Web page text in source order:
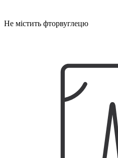
Не містить фторвуглецю